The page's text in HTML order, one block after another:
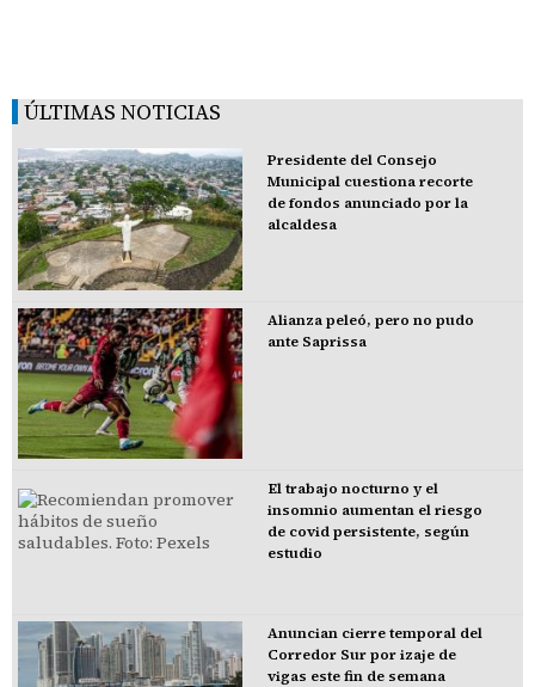
ÚLTIMAS NOTICIAS
Presidente del Consejo
Municipal cuestiona recorte
de fondos anunciado por la
alcaldesa
Alianza peleó, pero no pudo
ante Saprissa
El trabajo nocturno y el
insomnio aumentan el riesgo
de covid persistente, según
estudio
Anuncian cierre temporal del
Corredor Sur por izaje de
vigas este fin de semana